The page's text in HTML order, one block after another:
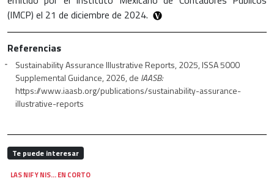
(IMCP) el 21 de diciembre de 2024.
Referencias
Sustainability Assurance Illustrative Reports, 2025, ISSA 5000
Supplemental Guidance, 2026, de IAASB:
https://www.iaasb.org/publications/sustainability-assurance-
illustrative-reports
Te puede interesar
LAS NIF Y NIS… EN CORTO